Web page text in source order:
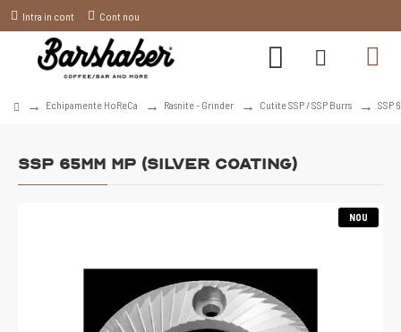
Intra in cont Cont nou
Echipamente HoReCa Rasnite - Grinder Cutite SSP / SSP Burrs SSP
SSP 65mm MP (Silver Coating)
NOU